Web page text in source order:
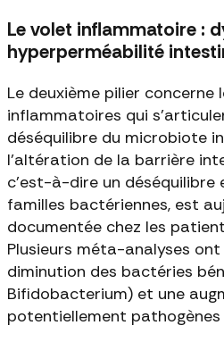
Le volet inflammatoire :
hyperperméabilité
Le deuxième pilier concerne
inflammatoires qui
déséquilibre du microbiote
l'altération de la barrière
c'est-à-dire un déséquilibre
familles bactériennes, est
documentée chez les
Plusieurs méta-analyses
diminution des bactéries
Bifidobacterium) et une
potentiellement pathogènes